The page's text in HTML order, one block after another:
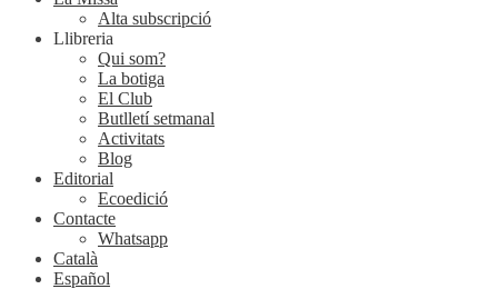
Alta subscripció
Llibreria
Qui som?
La botiga
El Club
Butlletí setmanal
Activitats
Blog
Editorial
Ecoedició
Contacte
Whatsapp
Català
Español